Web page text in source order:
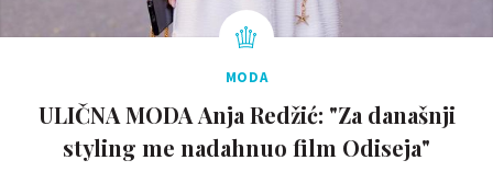
MODA
ULIČNA MODA Anja Redžić: "Za današnji
styling me nadahnuo film Odiseja"